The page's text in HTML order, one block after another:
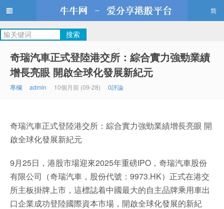
牛牛網
简
奇瑞汽車正式登陸港交所：綜合實力強勁業績
增長亮眼 開啟全球化發展新紀元
專欄 admin 10個月前 (09-28) 0評論
奇瑞汽車正式登陸港交所：綜合實力強勁業績增長亮眼 開
啟全球化發展新紀元
9月25日，港股市場迎來2025年重磅IPO，奇瑞汽車股份
有限公司（奇瑞汽車，股份代號：9973.HK）正式在港交
所主板掛牌上市，這標誌着中國最大的自主品牌乘用車出
口企業成功登陸國際資本市場，開啟全球化發展的新紀